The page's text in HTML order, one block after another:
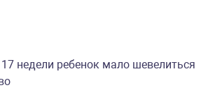
недели ребенок мало шевелиться